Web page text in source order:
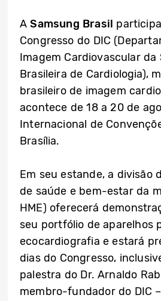
ASamsung Brasil
Congresso do DIC
Imagem Cardiovascular da
Brasileira de Cardiologia),
brasileiro de imagem
acontece de 18 a 20 de
Internacional de
Brasília.
Em seu estande, a divisão
de saúde e bem-estar da
HME) oferecerá
seu portfólio de aparelhos
ecocardiografia e estará
dias do Congresso,
palestra do Dr. Arnaldo
membro-fundador do DIC